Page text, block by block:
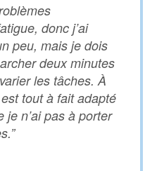
donc j’ai
peu, mais je dois
deux minutes
les tâches. À
tout à fait adapté
je n’ai pas à porter